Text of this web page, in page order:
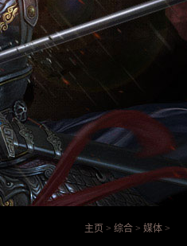
主页 > 综合 > 媒体 >